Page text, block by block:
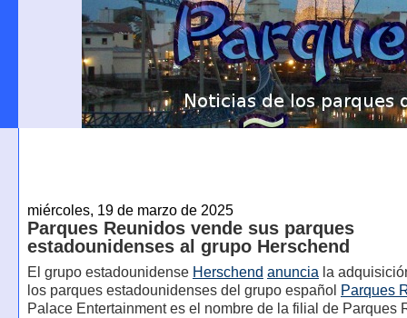
miércoles, 19 de marzo de 2025
Parques Reunidos vende sus parques
estadounidenses al grupo Herschend
El grupo estadounidense Herschend anuncia la
los parques estadounidenses del grupo español Parques
Palace Entertainment es el nombre de la filial de Parques